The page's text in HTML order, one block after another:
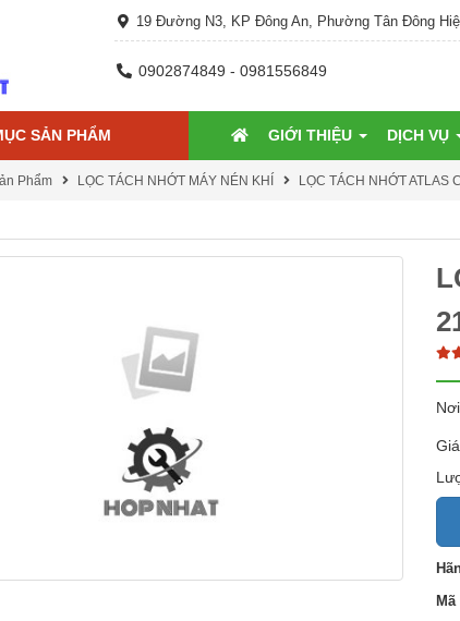
19 Đường N3, KP Đông An, Phường Tân Đông
0902874849 - 0981556849
SẢN PHẨM GIỚI THIỆU DỊCH VỤ
Phẩm LỌC TÁCH NHỚT MÁY NÉN KHÍ LỌC TÁCH NHỚT ATLAS